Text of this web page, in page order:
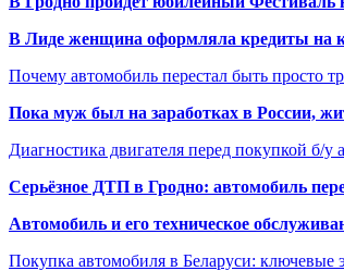
В Лиде женщина оформляла кредиты на
Почему автомобиль перестал быть просто
Пока муж был на заработках в России,
Диагностика двигателя перед покупкой б/у
Серьёзное ДТП в Гродно: автомобиль
Автомобиль и его техническое
Покупка автомобиля в Беларуси: ключевые